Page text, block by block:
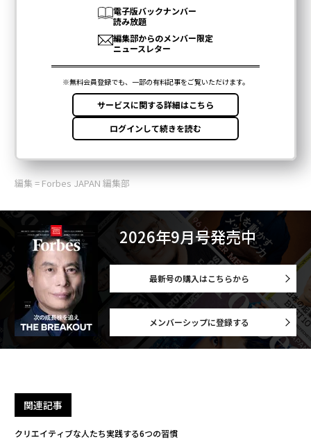
編集 = Forbes JAPAN 編集部
2026年9月号発売中
最新号の購入はこちらから
メンバーシップに登録する
関連記事
クリエイティブな人たち実践する6つの習慣